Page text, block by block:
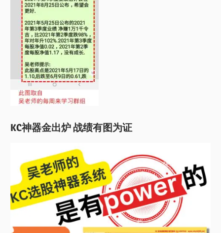
KC神器金出炉 战绩有图为证